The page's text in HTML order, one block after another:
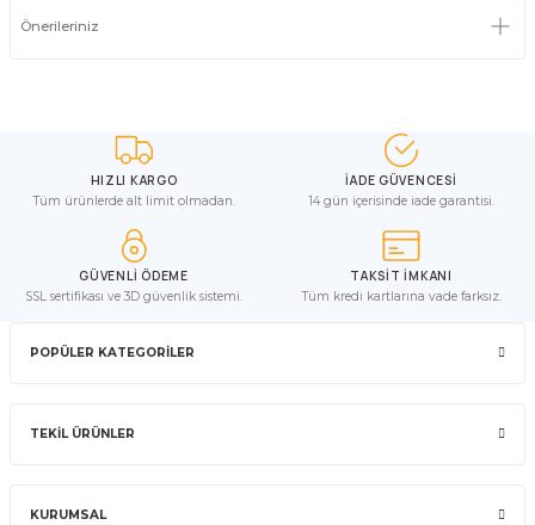
Önerileriniz
HIZLI KARGO
Tüm ürünlerde alt limit olmadan.
İADE GÜVENCESİ
14 gün içerisinde iade garantisi.
GÜVENLİ ÖDEME
SSL sertifikası ve 3D güvenlik sistemi.
TAKSİT İMKANI
Tüm kredi kartlarına vade farksız.
POPÜLER KATEGORİLER
TEKİL ÜRÜNLER
KURUMSAL